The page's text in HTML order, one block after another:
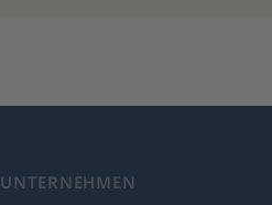
UNTERNEHMEN